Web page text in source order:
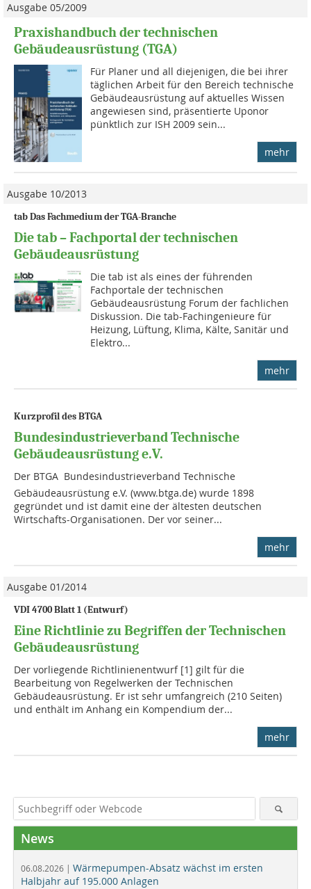
Ausgabe 05/2009
Praxishandbuch der technischen
Gebäudeausrüstung (TGA)
Für Planer und all diejenigen, die bei ihrer
täglichen Arbeit für den Bereich technische
Gebäudeausrüstung auf aktuelles Wissen
angewiesen sind, präsentierte Uponor
pünktlich zur ISH 2009 sein...
mehr
Ausgabe 10/2013
tab Das Fachmedium der TGA-Branche
Die tab – Fachportal der technischen
Gebäudeausrüstung
Die tab ist als eines der führenden
Fachportale der technischen
Gebäudeausrüstung Forum der fachlichen
Diskussion. Die tab-Fachingenieure für
Heizung, Lüftung, Klima, Kälte, Sanitär und
Elektro...
mehr
Kurzprofil des BTGA
Bundesindustrieverband Technische
Gebäudeausrüstung e.V.
Der BTGA  Bundesindustrieverband Technische
Gebäudeausrüstung e.V. (www.btga.de) wurde 1898
gegründet und ist damit eine der ältesten deutschen
Wirtschafts-Organisationen. Der vor seiner...
mehr
Ausgabe 01/2014
VDI 4700 Blatt 1 (Entwurf)
Eine Richtlinie zu Begriffen der Technischen
Gebäudeausrüstung
Der vorliegende Richtlinienentwurf [1] gilt für die
Bearbeitung von Regelwerken der Techni­schen
Gebäudeausrüstung. Er ist sehr umfangreich (210 Seiten)
und enthält im Anhang ein Kompendium der...
mehr
News
06.08.2026 | Wärmepumpen-Absatz wächst im ersten
Halbjahr auf 195.000 Anlagen